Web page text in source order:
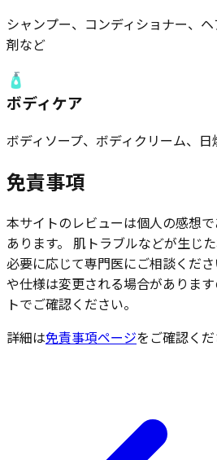
シャンプー、コンディショナー、
剤など
🧴
ボディケア
ボディソープ、ボディクリーム、
免責事項
本サイトのレビューは個人の感想
あります。 肌トラブルなどが生じ
必要に応じて専門医にご相談くだ
や仕様は変更される場合がありま
トでご確認ください。
詳細は免責事項ページをご確認くだ